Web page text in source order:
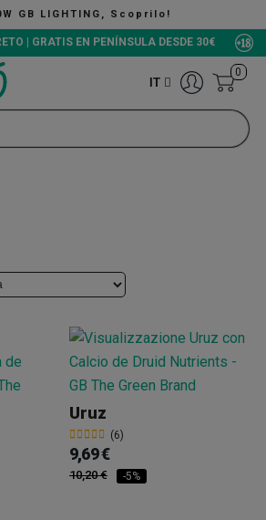
GB LIGHTING, Scoprilo!
| GRATIS EN PENÍNSULA DESDE 30€
IT
0
Uruz
(6)
9,69 €
10,20 € -5%